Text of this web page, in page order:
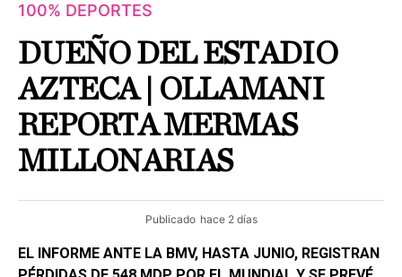
100% DEPORTES
DUEÑO DEL ESTADIO
AZTECA | OLLAMANI
REPORTA MERMAS
MILLONARIAS
Publicado hace 2 días
EL INFORME ANTE LA BMV, HASTA JUNIO, REGISTRAN